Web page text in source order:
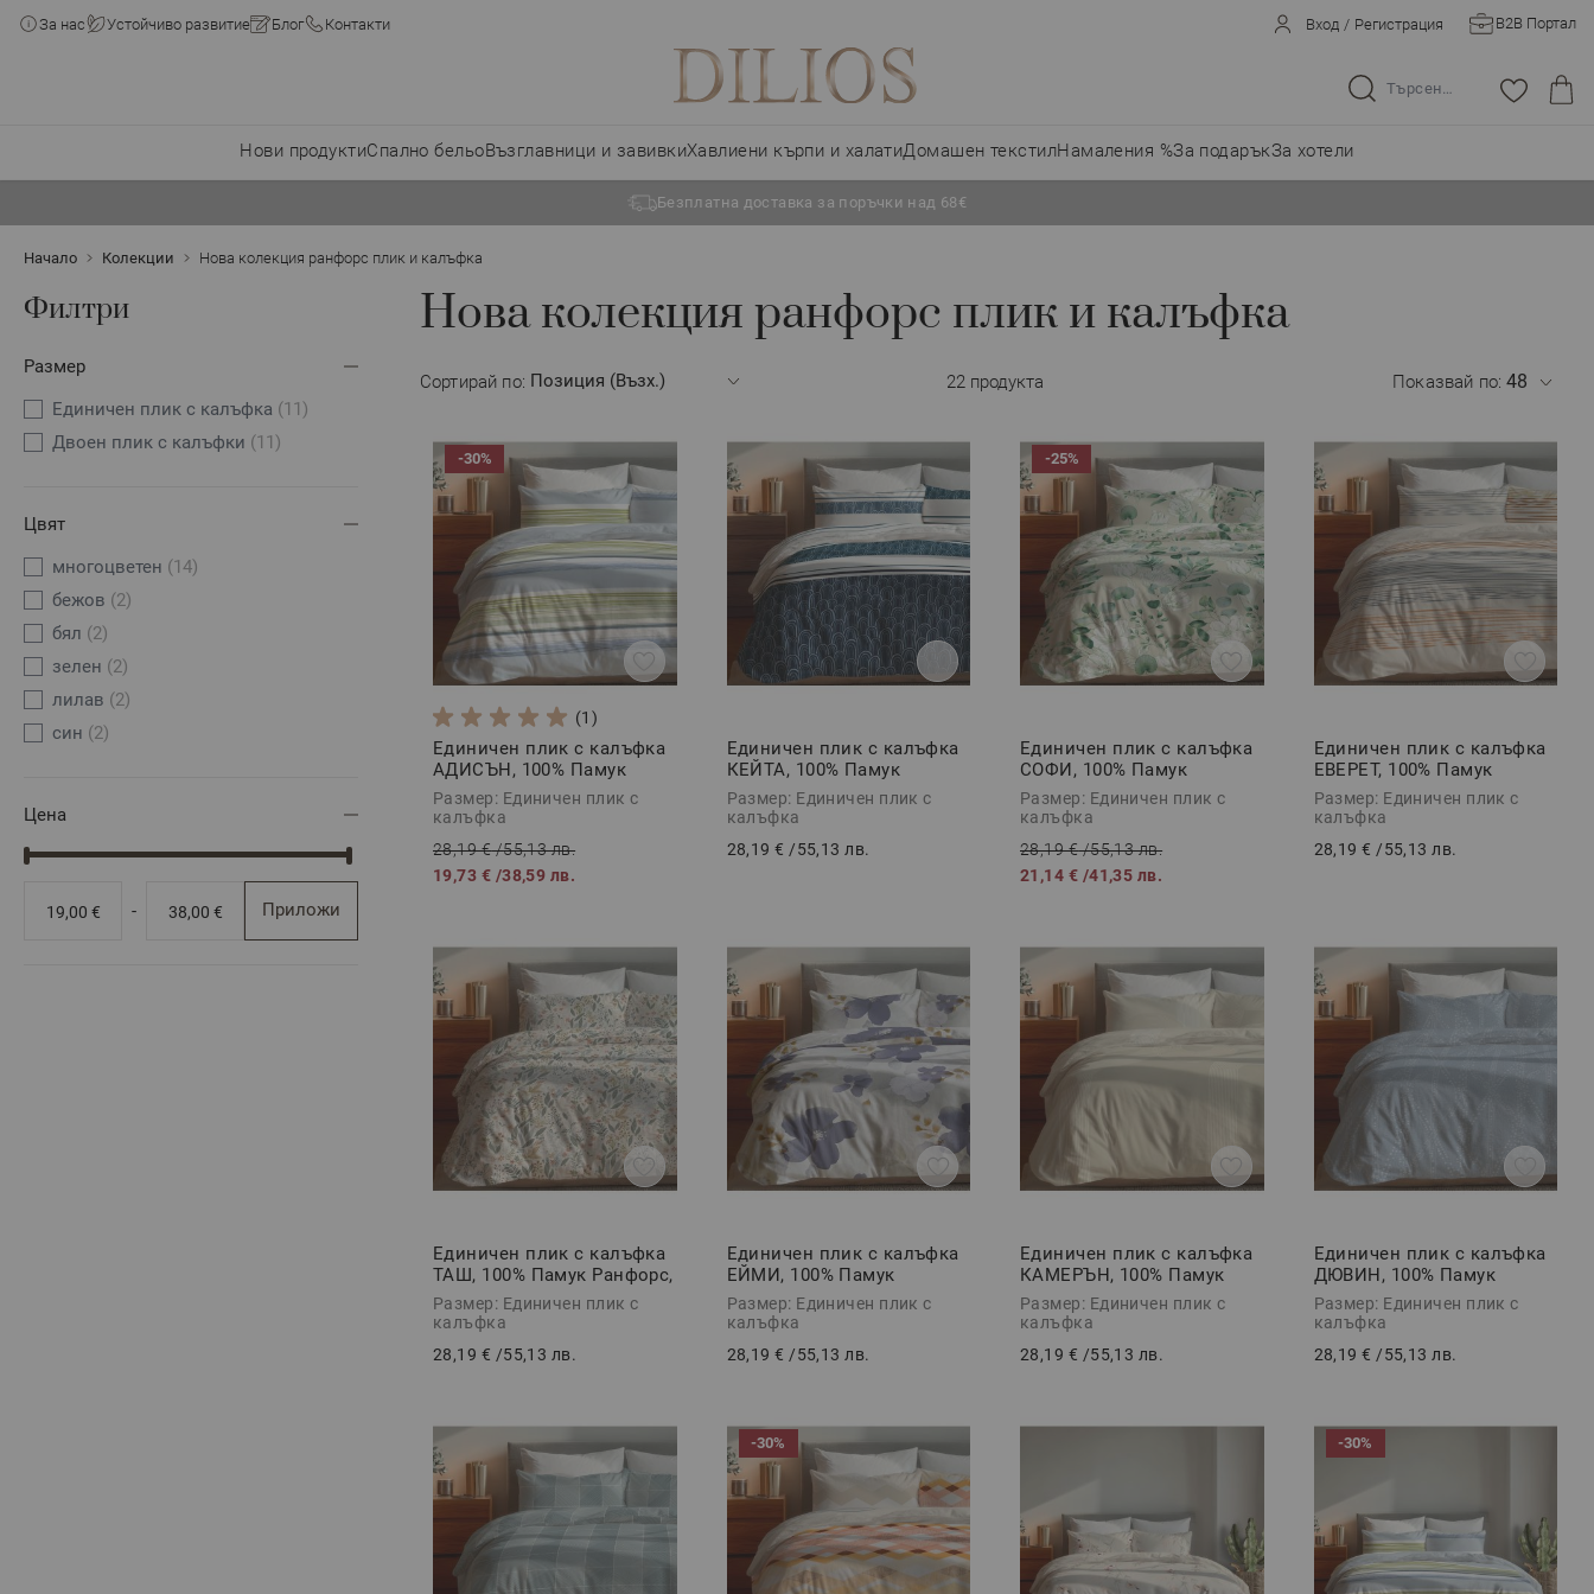
За нас Устойчиво развитие Блог Контакти Вход / Регистрация B2B Портал
Търсене в целия магазин...
Нови продуктиСпално бельоВъзглавници и завивкиХавлиени кърпи и халатиДомашен текстилНамаления %За подаръкЗа хотели
Безплатна доставка за поръчки над 68€
Начало Колекции Нова колекция ранфорс плик и калъфка
Филтри
Размер
Единичен плик с калъфка (11)
Двоен плик с калъфки (11)
Цвят
многоцвeтен (14)
бежов (2)
бял (2)
зелен (2)
лилав (2)
син (2)
Цена
19,00 € - 38,00 € Приложи
Нова колекция ранфорс плик и калъфка
Сортирай по: 22 продукта Показвай по:
-30%
(1)
Единичен плик с калъфка
АДИСЪН, 100% Памук
Ранфорс, 2 части
Размер: Единичен плик с
калъфка
28,19 €/55,13 лв.
19,73 € /38,59 лв.
Единичен плик с калъфка
КЕЙТА, 100% Памук
Ранфорс, 2 части
Размер: Единичен плик с
калъфка
28,19 € /55,13 лв.
-25%
Единичен плик с калъфка
СОФИ, 100% Памук
Ранфорс, 2 части
Размер: Единичен плик с
калъфка
28,19 €/55,13 лв.
21,14 € /41,35 лв.
Единичен плик с калъфка
ЕВЕРЕТ, 100% Памук
Ранфорс, 2 части
Размер: Единичен плик с
калъфка
28,19 € /55,13 лв.
Единичен плик с калъфка
ТАШ, 100% Памук Ранфорс,
2 части
Размер: Единичен плик с
калъфка
28,19 € /55,13 лв.
Единичен плик с калъфка
ЕЙМИ, 100% Памук
Ранфорс, 2 части
Размер: Единичен плик с
калъфка
28,19 € /55,13 лв.
Единичен плик с калъфка
КАМЕРЪН, 100% Памук
Ранфорс, 2 части
Размер: Единичен плик с
калъфка
28,19 € /55,13 лв.
Единичен плик с калъфка
ДЮВИН, 100% Памук
Ранфорс, 2 части
Размер: Единичен плик с
калъфка
28,19 € /55,13 лв.
-30% -30%